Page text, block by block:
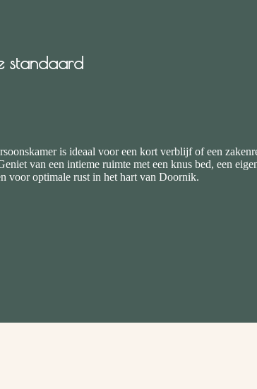
standaard
is ideaal voor een kort verblijf of een
van een intieme ruimte met een knus bed, een
voor optimale rust in het hart van Doornik.